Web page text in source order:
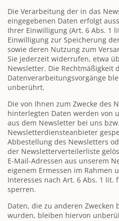
Die Verarbeitung der in das
eingegebenen Daten erfolgt
Ihrer Einwilligung (Art. 6 Abs. 1
Einwilligung zur Speicherung
sowie deren Nutzung zum
Sie jederzeit widerrufen, etwa
Newsletter. Die Rechtmäßigkeit
Datenverarbeitungsvorgänge
unberührt.
Die von Ihnen zum Zwecke des
hinterlegten Daten werden von
aus dem Newsletter bei uns
Newsletterdiensteanbieter
Abbestellung des Newsletters
der Newsletterverteilerliste
E-Mail-Adressen aus unserem
eigenem Ermessen im Rahmen
Interesses nach Art. 6 Abs. 1 lit.
sperren.
Daten, die zu anderen Zwecken
wurden, bleiben hiervon